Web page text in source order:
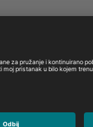
Odaberite